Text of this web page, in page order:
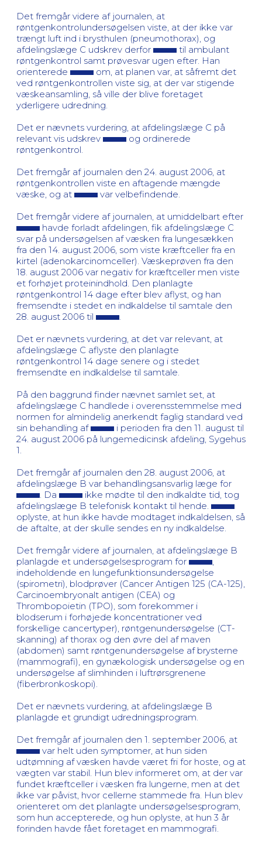
Det fremgår videre af journalen, at
røntgenkontrolundersøgelsen viste, at der ikke var
trængt luft ind i brysthulen (pneumothorax), og
afdelingslæge C udskrev derfor
til ambulant
røntgenkontrol samt prøvesvar ugen efter. Han
orienterede
om, at planen var, at såfremt det
ved røntgenkontrollen viste sig, at der var stigende
væskeansamling, så ville der blive foretaget
yderligere udredning.
Det er nævnets vurdering, at afdelingslæge C på
relevant vis udskrev
og ordinerede
røntgenkontrol.
Det fremgår af journalen den 24. august 2006, at
røntgenkontrollen viste en aftagende mængde
væske, og at
var velbefindende.
Det fremgår videre af journalen, at umiddelbart efter
havde forladt afdelingen, fik afdelingslæge C
svar på undersøgelsen af væsken fra lungesækken
fra den 14. august 2006, som viste kræftceller fra en
kirtel (adenokarcinomceller). Væskeprøven fra den
18. august 2006 var negativ for kræftceller men viste
et forhøjet proteinindhold. Den planlagte
røntgenkontrol 14 dage efter blev aflyst, og han
fremsendte i stedet en indkaldelse til samtale den
28. august 2006 til
Det er nævnets vurdering, at det var relevant, at
afdelingslæge C aflyste den planlagte
røntgenkontrol 14 dage senere og i stedet
fremsendte en indkaldelse til samtale.
På den baggrund finder nævnet samlet set, at
afdelingslæge C handlede i overensstemmelse med
normen for almindelig anerkendt faglig standard ved
sin behandling af
i perioden fra den 11. august til
24. august 2006 på lungemedicinsk afdeling, Sygehus
1.
Det fremgår af journalen den 28. august 2006, at
afdelingslæge B var behandlingsansvarlig læge for
. Da
ikke mødte til den indkaldte tid, tog
afdelingslæge B telefonisk kontakt til hende.
oplyste, at hun ikke havde modtaget indkaldelsen, så
de aftalte, at der skulle sendes en ny indkaldelse.
Det fremgår videre af journalen, at afdelingslæge B
planlagde et undersøgelsesprogram for
indeholdende en lungefunktionsundersøgelse
(spirometri), blodprøver (Cancer Antigen 125 (CA-125),
Carcinoembryonalt antigen (CEA) og
Thrombopoietin (TPO), som forekommer i
blodserum i forhøjede koncentrationer ved
forskellige cancertyper), røntgenundersøgelse (CT-
skanning) af thorax og den øvre del af maven
(abdomen) samt røntgenundersøgelse af brysterne
(mammografi), en gynækologisk undersøgelse og en
undersøgelse af slimhinden i luftrørsgrenene
(fiberbronkoskopi).
Det er nævnets vurdering, at afdelingslæge B
planlagde et grundigt udredningsprogram.
Det fremgår af journalen den 1. september 2006, at
var helt uden symptomer, at hun siden
udtømning af væsken havde været fri for hoste, og at
vægten var stabil. Hun blev informeret om, at der var
fundet kræftceller i væsken fra lungerne, men at det
ikke var påvist, hvor cellerne stammede fra. Hun blev
orienteret om det planlagte undersøgelsesprogram,
som hun accepterede, og hun oplyste, at hun 3 år
forinden havde fået foretaget en mammografi.